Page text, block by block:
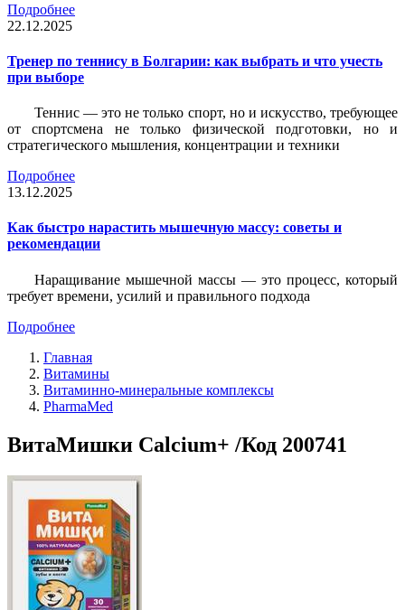
Подробнее
22.12.2025
Тренер по теннису в Болгарии: как выбрать и что учесть
при выборе
Теннис — это не только спорт, но и искусство, требующее
от спортсмена не только физической подготовки, но и
стратегического мышления, концентрации и техники
Подробнее
13.12.2025
Как быстро нарастить мышечную массу: советы и
рекомендации
Наращивание мышечной массы — это процесс, который
требует времени, усилий и правильного подхода
Подробнее
Главная
Витамины
Витаминно-минеральные комплексы
PharmaMed
ВитаМишки Calcium+ /Код 200741